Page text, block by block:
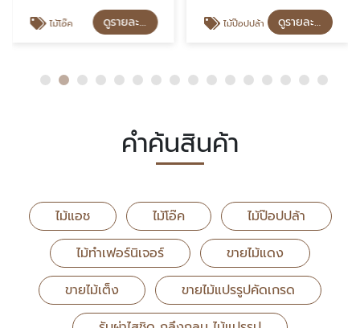
ไม้โอ๊ค ดูรายละเอียด ไม้ป๊อปปล้า ดูรายละเอียด
คำค้นสินค้า
ไม้แอช ไม้โอ๊ค
ไม้ป๊อปปล้า
ไม้ทำเฟอร์นิเจอร์
ขายไม้แดง
ขายไม้เต็ง
ขายไม้แปรรูปคัดเกรด